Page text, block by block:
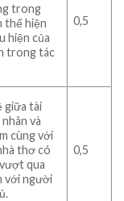
trong
thể hiện
hiện của
trong tác
0,5
giữa tài
và
cùng với
thơ có
qua
với người
0,5